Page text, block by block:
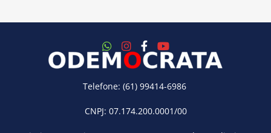
Telefone: (61) 99414-6986
CNPJ: 07.174.200.0001/00